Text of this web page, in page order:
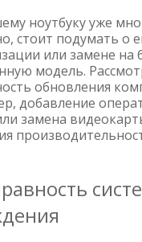
ноутбуку уже
стоит подумать о
или замене на
модель.
обновления
добавление
замена